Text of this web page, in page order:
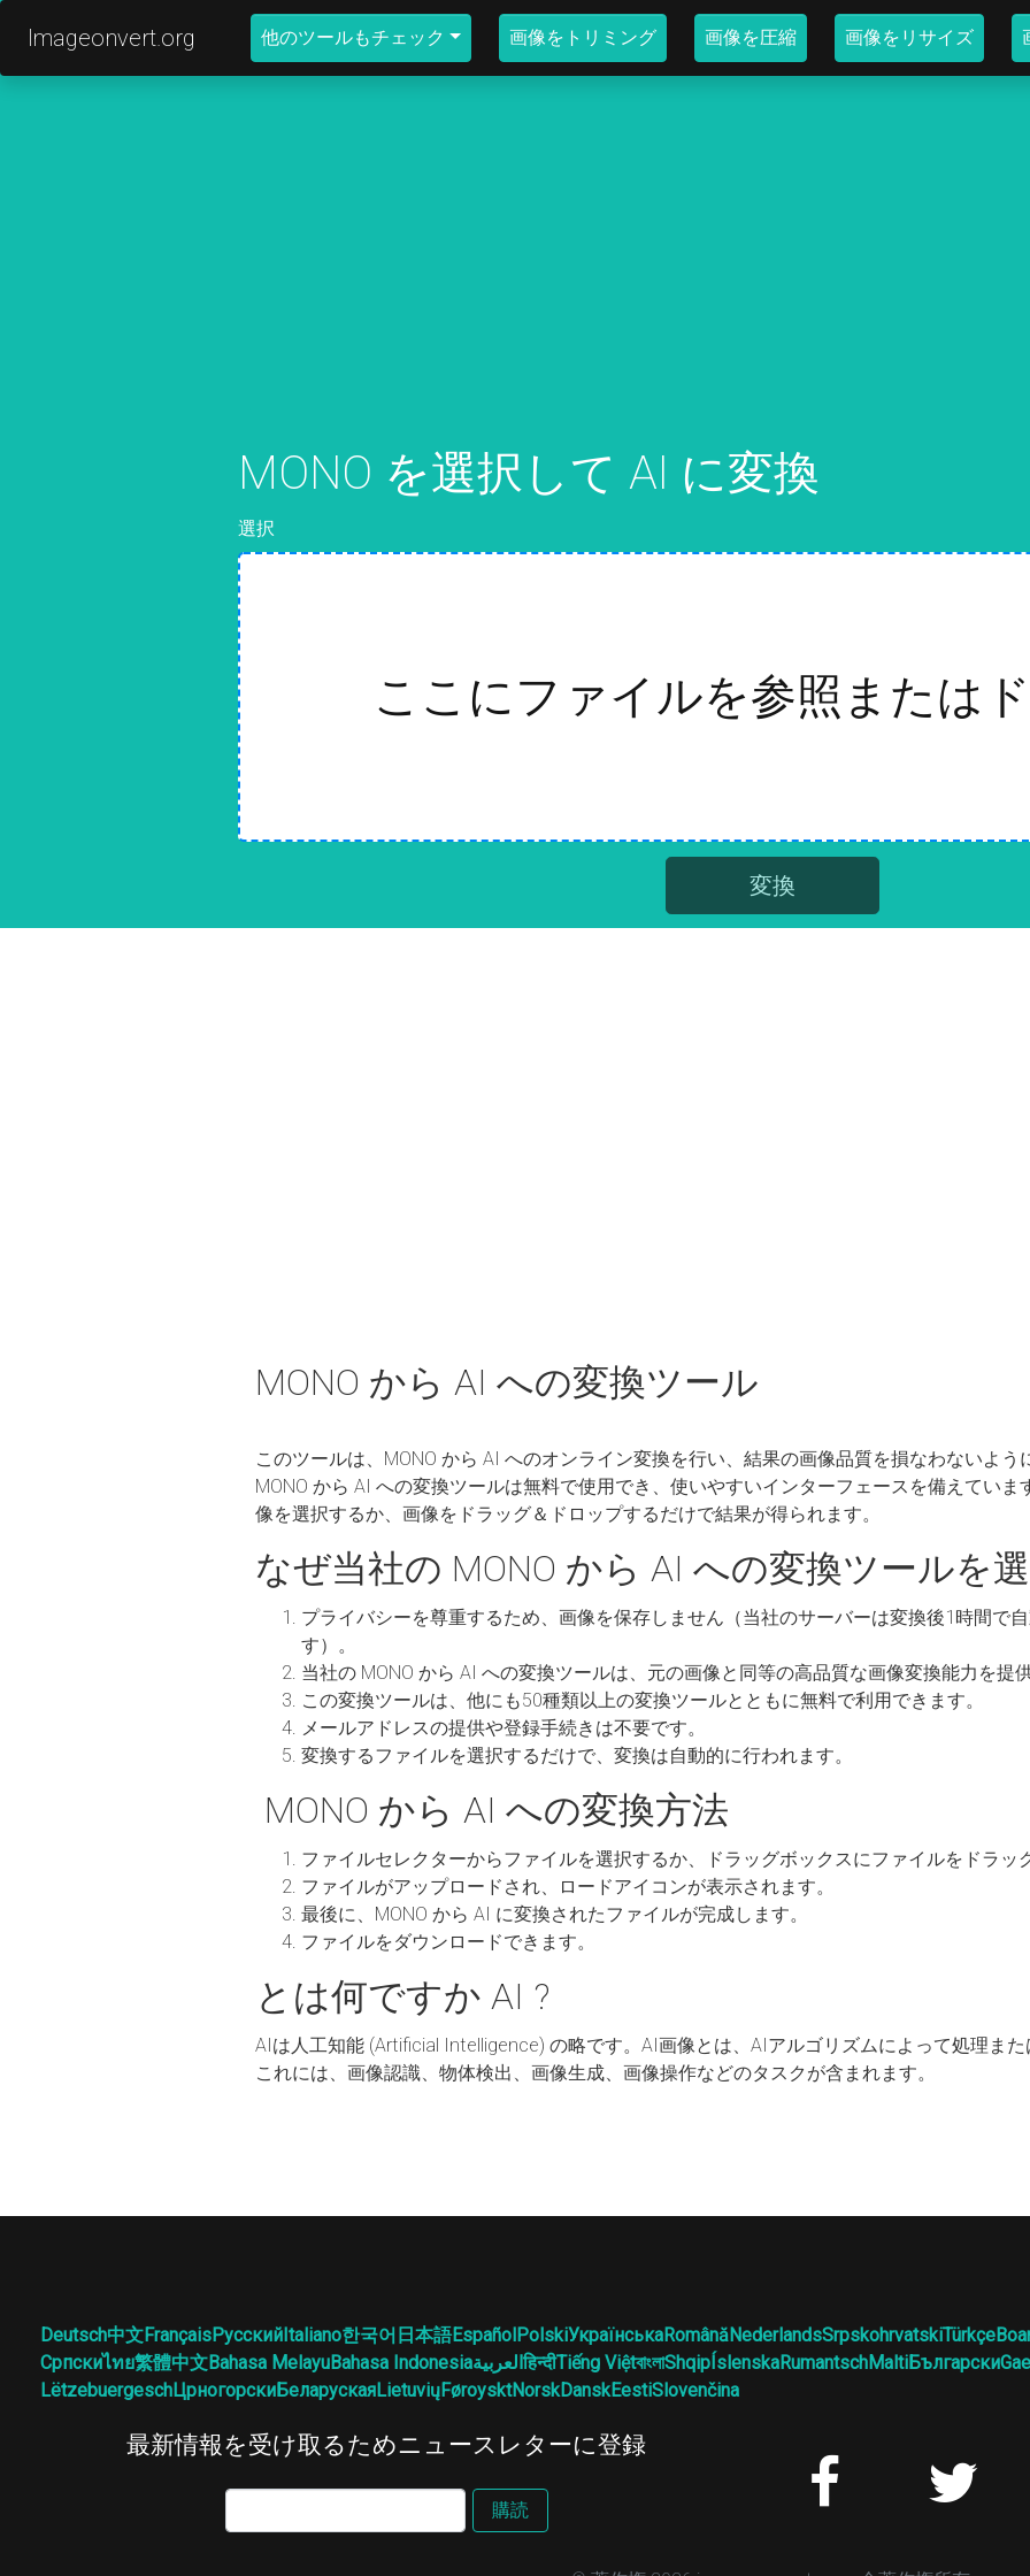
Imageonvert.org 他のツールもチェック 画像をトリミング 画像を圧縮 画像をリサイズ
MONO を選択して AI に変換
選択
ここにファイルを参照または
変換
MONO から AI への変換ツール
このツールは、MONO から AI へのオンライン変換を行い、結果の画像品質を損なわないよ
MONO から AI への変換ツールは無料で使用でき、使いやすいインターフェースを備えてい
像を選択するか、画像をドラッグ＆ドロップするだけで結果が得られます。
なぜ当社の MONO から AI への変換ツールを
プライバシーを尊重するため、画像を保存しません（当社のサーバーは変換後1時間で
す）。
当社の MONO から AI への変換ツールは、元の画像と同等の高品質な画像変換能力を提
この変換ツールは、他にも50種類以上の変換ツールとともに無料で利用できます。
メールアドレスの提供や登録手続きは不要です。
変換するファイルを選択するだけで、変換は自動的に行われます。
MONO から AI への変換方法
ファイルセレクターからファイルを選択するか、ドラッグボックスにファイルをドラッ
ファイルがアップロードされ、ロードアイコンが表示されます。
最後に、MONO から AI に変換されたファイルが完成します。
ファイルをダウンロードできます。
とは何ですか AI ?
AIは人工知能 (Artificial Intelligence) の略です。AI画像とは、AIアルゴリズムによって処理ま
これには、画像認識、物体検出、画像生成、画像操作などのタスクが含まれます。
Deutsch中文FrançaisРусскийItaliano한국어 日本語EspañolPolskiУкраїнськаRomânăNederlandsSrpskohrvatskiTürkçe
Српскиไทย繁體中文Bahasa MelayuBahasa Indonesiaالعربيةहिन्दीTiếng ViệtবাংলাShqipÍslenskaRumantschMaltiБългарски
LëtzebuergeschЦрногорскиБеларускаяLietuviųFøroysktNorskDanskEestiSlovenčina
最新情報を受け取るためニュースレターに登録
購読